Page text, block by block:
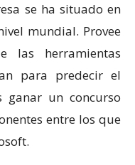
se ha situado en
mundial. Provee
las herramientas
para predecir el
ganar un concurso
entre los que